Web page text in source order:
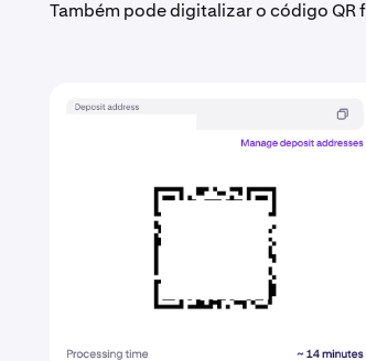
Também pode digitalizar o código QR